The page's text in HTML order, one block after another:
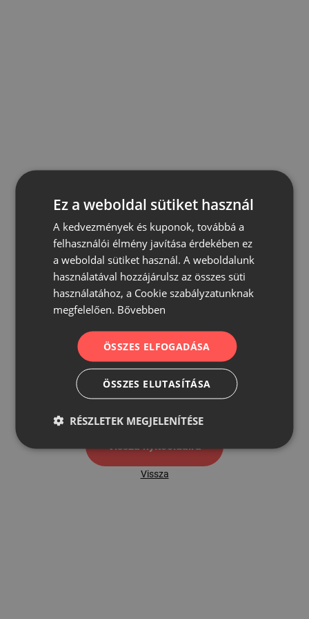
500
Vissza nyítóoldalra
Vissza
Ez a weboldal sütiket használ
A kedvezmények és kuponok, továbbá a
felhasználói élmény javítása érdekében ez
a weboldal sütiket használ. A weboldalunk
használatával hozzájárulsz az összes süti
használatához, a Cookie szabályzatunknak
megfelelően. Bővebben
ÖSSZES ELFOGADÁSA
ÖSSZES ELUTASÍTÁSA
RÉSZLETEK MEGJELENÍTÉSE